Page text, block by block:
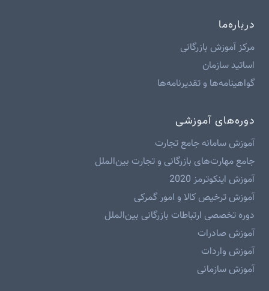
درباره‌ما
مرکز آموزش بازرگانی
اساتید سازمان
گواهینامه‌ها و تقدیرنامه‌ها
دوره‌های آموزشی
آموزش سامانه جامع تجارت
جامع مهارت‌های بازرگانی و تجارت بین‌الملل
آموزش اینکوترمز 2020
آموزش ترخیص کالا و امور گمرکی
دوره تخصصی ارتباطات بازرگانی بین‌الملل
آموزش صادرات
آموزش واردات
آموزش سازمانی